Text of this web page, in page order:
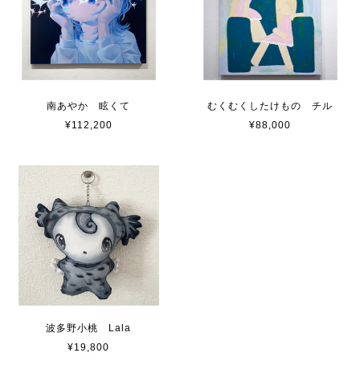
南あやか 眩くて
¥112,200
むくむくしたけもの チル
¥88,000
波多野小桃 Lala
¥19,800